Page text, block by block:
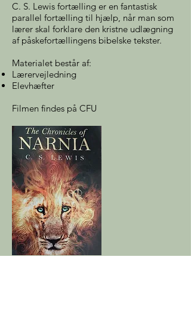
C. S. Lewis fortælling er en fantastisk
parallel fortælling til hjælp, når man som
lærer skal forklare den kristne udlægning
af påskefortællingens bibelske tekster.
Materialet består af:
Lærervejledning
Elevhæfter
Filmen findes på CFU